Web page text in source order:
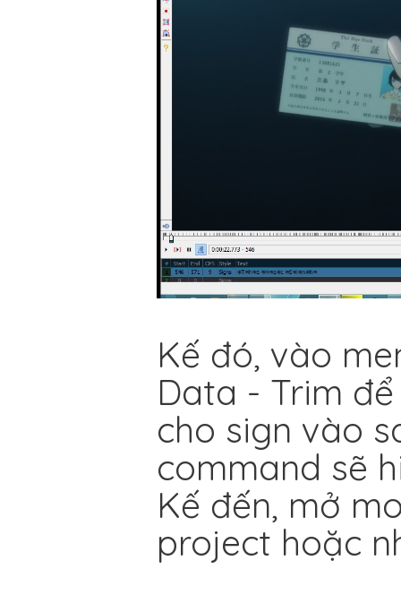
Kế đó, vào
Data - Trim
cho sign vào
command sẽ
Kế đến, mở
project hoặc